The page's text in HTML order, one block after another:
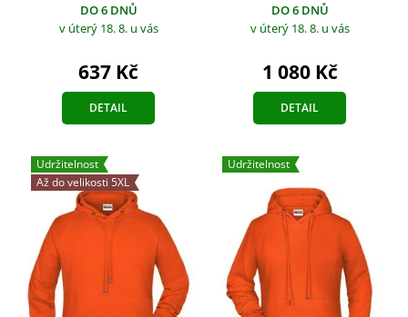
DO 6 DNŮ
v úterý 18. 8. u vás
637 Kč
DETAIL
DO 6 DNŮ
v úterý 18. 8. u vás
1 080 Kč
DETAIL
Udržitelnost
Až do velikosti 5XL
Udržitelnost